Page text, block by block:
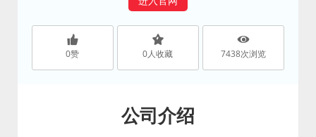
0赞 0人收藏 7438次浏览
公司介绍